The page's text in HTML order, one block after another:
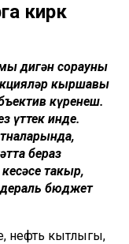
кирәк
дигән сорауны
кыршавы
күренеш.
үттек инде.
бераз
такыр,
бюджет
нефть кытлыгы,